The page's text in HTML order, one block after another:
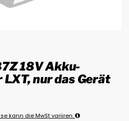
18V Akku-
nur das Gerät
kann die MwSt variiren.